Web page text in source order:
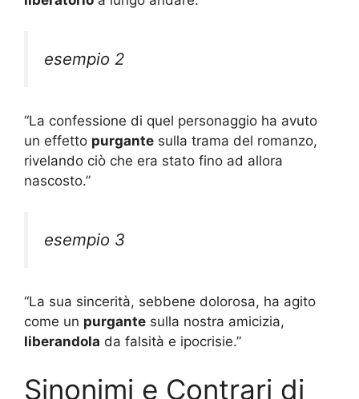
esempio 2
“La confessione di quel personaggio ha avuto
un effetto purgante sulla trama del romanzo,
rivelando ciò che era stato fino ad allora
nascosto.”
esempio 3
“La sua sincerità, sebbene dolorosa, ha agito
come un purgante sulla nostra amicizia,
liberandola da falsità e ipocrisie.”
Sinonimi e Contrari di